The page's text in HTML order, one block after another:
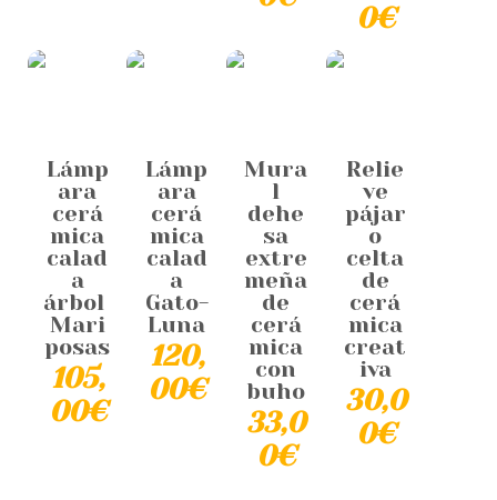
0€
Lámp
ara
cerá
mica
calad
a
árbol
Mari
posas
105,
00€
Lámp
ara
cerá
mica
calad
a
Gato-
Luna
120,
00€
Mura
l
dehe
sa
extre
meña
de
cerá
mica
con
buho
33,0
0€
Relie
ve
pájar
o
celta
de
cerá
mica
creat
iva
30,0
0€